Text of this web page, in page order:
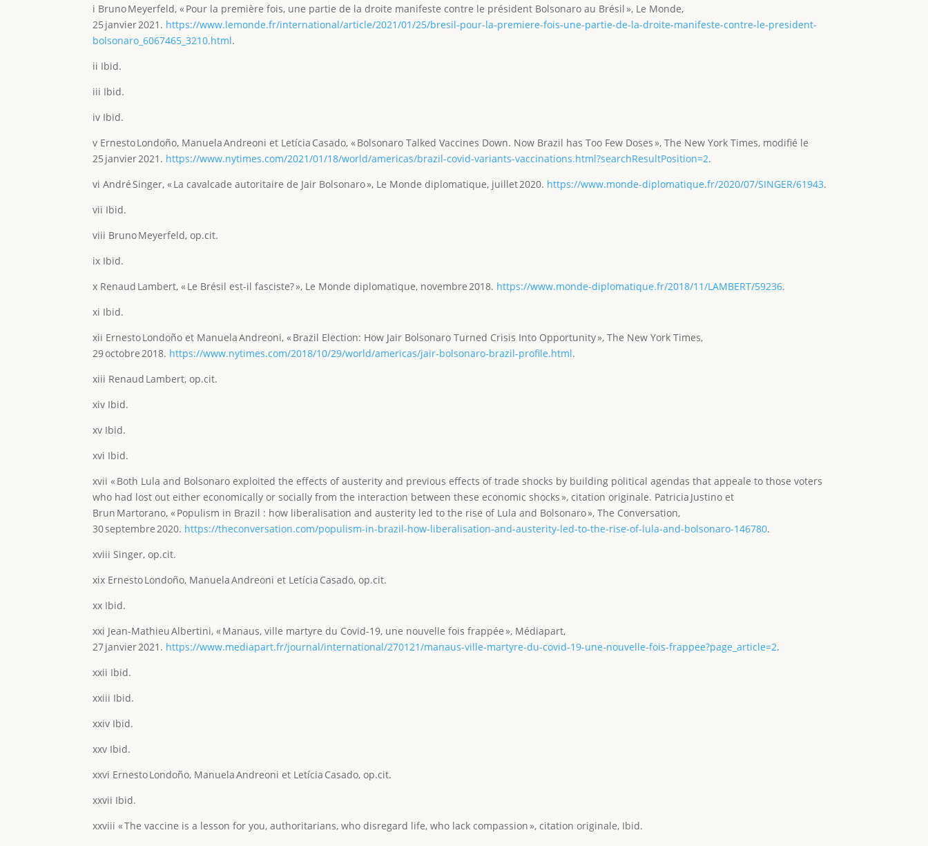
i Bruno Meyerfeld, « Pour la première fois, une partie de la droite manifeste contre le président Bolsonaro au Brésil », Le Monde,
25 janvier 2021. https://www.lemonde.fr/international/article/2021/01/25/bresil-pour-la-premiere-fois-une-partie-de-la-droite-manifeste-contre-le-president-
bolsonaro_6067465_3210.html.
ii Ibid.
iii Ibid.
iv Ibid.
v Ernesto Londoño, Manuela Andreoni et Letícia Casado, « Bolsonaro Talked Vaccines Down. Now Brazil has Too Few Doses », The New York Times, modifié le
25 janvier 2021. https://www.nytimes.com/2021/01/18/world/americas/brazil-covid-variants-vaccinations.html?searchResultPosition=2.
vi André Singer, « La cavalcade autoritaire de Jair Bolsonaro », Le Monde diplomatique, juillet 2020. https://www.monde-diplomatique.fr/2020/07/SINGER/61943.
vii Ibid.
viii Bruno Meyerfeld, op.cit.
ix Ibid.
x Renaud Lambert, « Le Brésil est-il fasciste? », Le Monde diplomatique, novembre 2018. https://www.monde-diplomatique.fr/2018/11/LAMBERT/59236.
xi Ibid.
xii Ernesto Londoño et Manuela Andreoni, « Brazil Election: How Jair Bolsonaro Turned Crisis Into Opportunity », The New York Times,
29 octobre 2018. https://www.nytimes.com/2018/10/29/world/americas/jair-bolsonaro-brazil-profile.html.
xiii Renaud Lambert, op.cit.
xiv Ibid.
xv Ibid.
xvi Ibid.
xvii « Both Lula and Bolsonaro exploited the effects of austerity and previous effects of trade shocks by building political agendas that appeale to those voters
who had lost out either economically or socially from the interaction between these economic shocks », citation originale. Patricia Justino et
Brun Martorano, « Populism in Brazil : how liberalisation and austerity led to the rise of Lula and Bolsonaro », The Conversation,
30 septembre 2020. https://theconversation.com/populism-in-brazil-how-liberalisation-and-austerity-led-to-the-rise-of-lula-and-bolsonaro-146780.
xviii Singer, op.cit.
xix Ernesto Londoño, Manuela Andreoni et Letícia Casado, op.cit.
xx Ibid.
xxi Jean-Mathieu Albertini, « Manaus, ville martyre du Covid-19, une nouvelle fois frappée », Médiapart,
27 janvier 2021. https://www.mediapart.fr/journal/international/270121/manaus-ville-martyre-du-covid-19-une-nouvelle-fois-frappee?page_article=2.
xxii Ibid.
xxiii Ibid.
xxiv Ibid.
xxv Ibid.
xxvi Ernesto Londoño, Manuela Andreoni et Letícia Casado, op.cit.
xxvii Ibid.
xxviii « The vaccine is a lesson for you, authoritarians, who disregard life, who lack compassion », citation originale, Ibid.